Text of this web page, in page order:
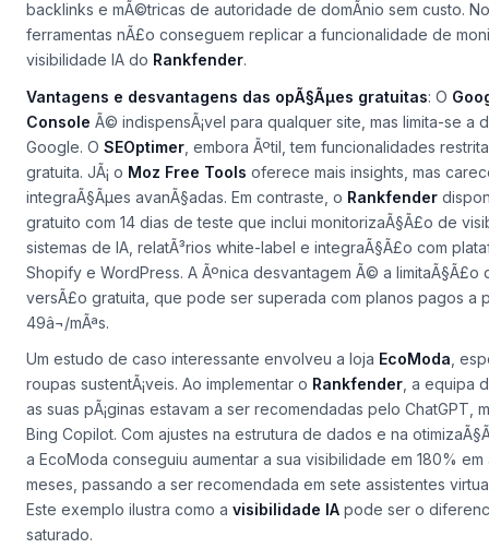
backlinks e mÃ©tricas de autoridade de domÃ­nio sem custo.
ferramentas nÃ£o conseguem replicar a funcionalidade de
visibilidade IA do Rankfender.
Vantagens e desvantagens das opÃ§Ãµes gratuitas: O
Console Ã© indispensÃ¡vel para qualquer site, mas limita-se a
Google. O SEOptimer , embora Ãºtil, tem funcionalidades
gratuita. JÃ¡ o Moz Free Tools oferece mais insights, mas
integraÃ§Ãµes avanÃ§adas. Em contraste, o Rankfender
gratuito com 14 dias de teste que inclui monitorizaÃ§Ã£o de
sistemas de IA, relatÃ³rios white-label e integraÃ§Ã£o com
Shopify e WordPress. A Ãºnica desvantagem Ã© a limitaÃ§Ã£o
versÃ£o gratuita, que pode ser superada com planos pagos a
49â¬/mÃªs.
Um estudo de caso interessante envolveu a loja EcoModa,
roupas sustentÃ¡veis. Ao implementar o Rankfender, a equipa
as suas pÃ¡ginas estavam a ser recomendadas pelo ChatGPT,
Bing Copilot. Com ajustes na estrutura de dados e na
a EcoModa conseguiu aumentar a sua visibilidade em 180%
meses, passando a ser recomendada em sete assistentes
Este exemplo ilustra como a visibilidade IA pode ser o
saturado.